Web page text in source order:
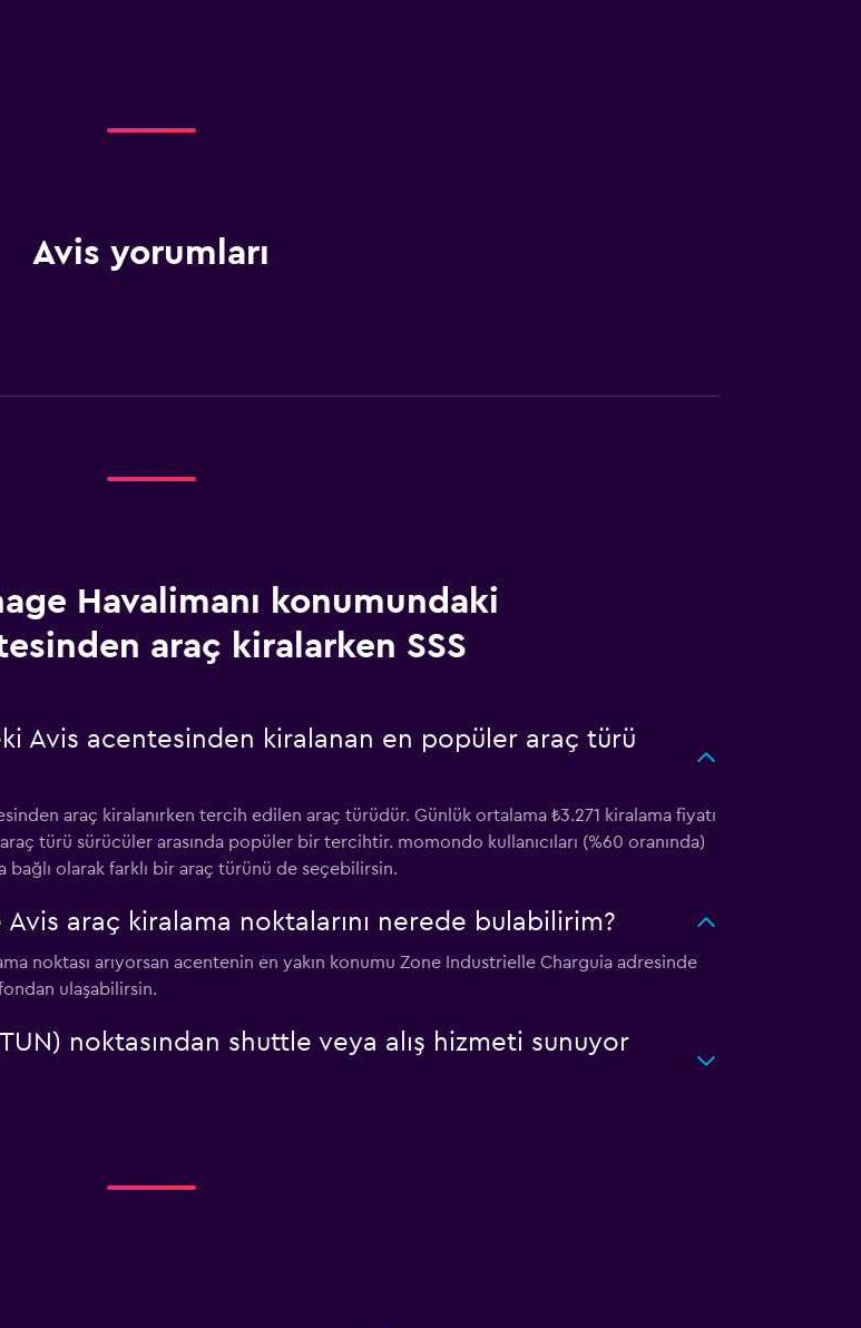
Avis yorumları
Havalimanı konumundaki
araç kiralarken SSS
Avis acentesinden kiralanan en popüler araç türü
araç kiralanırken tercih edilen araç türüdür. Günlük ortalama ₺3.271 kiralama fiyatı
türü sürücüler arasında popüler bir tercihtir. momondo kullanıcıları (%60 oranında)
olarak farklı bir araç türünü de seçebilirsin.
araç kiralama noktalarını nerede bulabilirim?
noktası arıyorsan acentenin en yakın konumu Zone Industrielle Charguia adresinde
ulaşabilirsin.
noktasından shuttle veya alış hizmeti sunuyor